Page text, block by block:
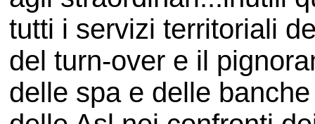
tutti i servizi territoriali
del turn-over e il
delle spa e delle